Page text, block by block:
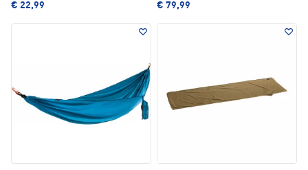
€ 22,99 € 79,99